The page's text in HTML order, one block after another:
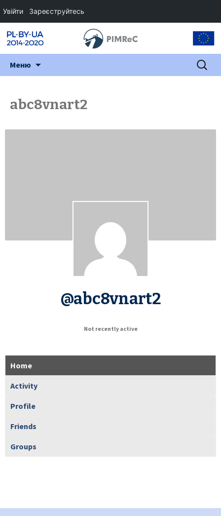
Меню Пошук:
abc8vnart2
@abc8vnart2
Not recently active
Home
Activity
Profile
Friends
Groups
Увійти Зареєструйтесь